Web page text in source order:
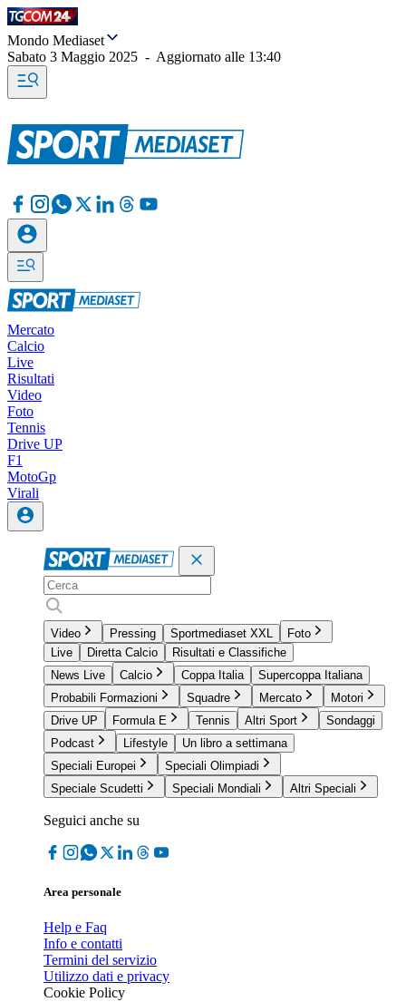
Mondo Mediaset
Sabato 3 Maggio 2025 - Aggiornato alle 13:40
Mercato
Calcio
Live
Risultati
Video
Foto
Tennis
Drive UP
F1
MotoGp
Virali
Video Pressing Sportmediaset XXL
Foto
Live
Diretta Calcio
Risultati e Classifiche
News Live
Calcio Coppa Italia
Supercoppa Italiana
Probabili Formazioni
Squadre Mercato
Motori
Drive UP
Formula E Tennis Altri Sport
Sondaggi
Podcast
Lifestyle
Un libro a settimana
Speciali Europei
Speciali Olimpiadi
Speciale Scudetti
Speciali Mondiali Altri Speciali
Seguici anche su
Area personale
Help e Faq
Info e contatti
Termini del servizio
Utilizzo dati e privacy
Cookie Policy